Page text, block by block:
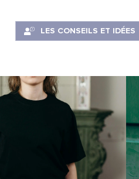
LES CONSEILS ET IDÉES